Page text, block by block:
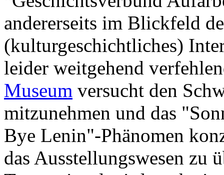
andererseits im Blickfeld
(kulturgeschichtliches)
leider weitgehend
Museum versucht den
mitzunehmen und das
Bye Lenin"-Phänomen
das Ausstellungswesen zu